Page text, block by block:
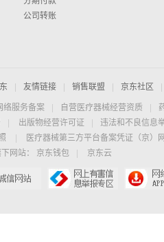
公司转账
友情链接 销售联盟 京东社区
络服务备案 自营医疗器械经营资质
出版物经营许可证
违法和不良信息
医疗器械第三方平台备案凭证（京）
网站：
京东钱包 京东云